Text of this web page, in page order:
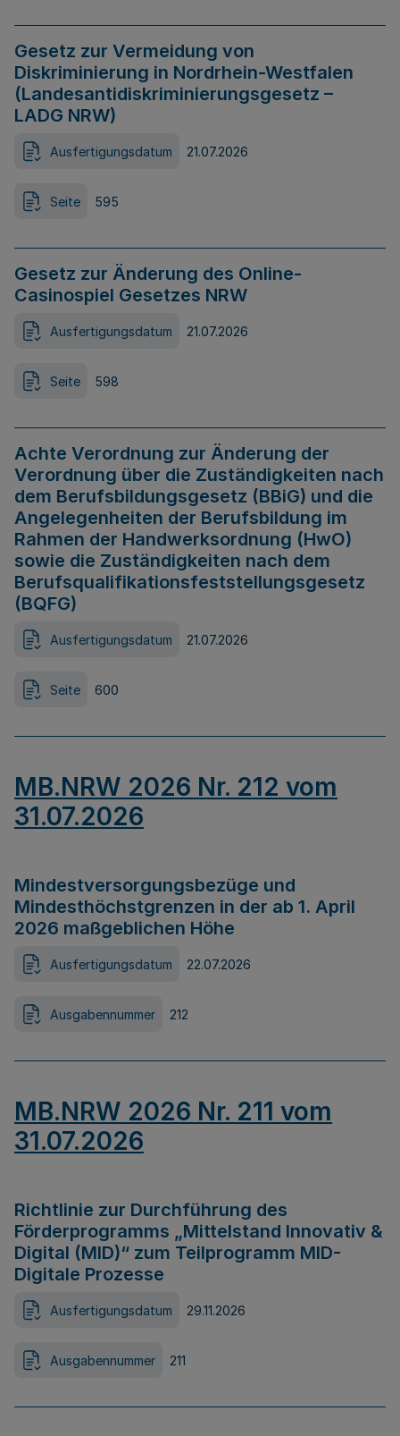
Gesetz zur Vermeidung von
Diskriminierung in Nordrhein-Westfalen
(Landesantidiskriminierungsgesetz –
LADG NRW)
Ausfertigungsdatum 21.07.2026
Seite 595
Gesetz zur Änderung des Online-
Casinospiel Gesetzes NRW
Ausfertigungsdatum 21.07.2026
Seite 598
Achte Verordnung zur Änderung der
Verordnung über die Zuständigkeiten nach
dem Berufsbildungsgesetz (BBiG) und die
Angelegenheiten der Berufsbildung im
Rahmen der Handwerksordnung (HwO)
sowie die Zuständigkeiten nach dem
Berufsqualifikationsfeststellungsgesetz
(BQFG)
Ausfertigungsdatum 21.07.2026
Seite 600
MB.NRW 2026 Nr. 212 vom
31.07.2026
Mindestversorgungsbezüge und
Mindesthöchstgrenzen in der ab 1. April
2026 maßgeblichen Höhe
Ausfertigungsdatum 22.07.2026
Ausgabennummer 212
MB.NRW 2026 Nr. 211 vom
31.07.2026
Richtlinie zur Durchführung des
Förderprogramms „Mittelstand Innovativ &
Digital (MID)“ zum Teilprogramm MID-
Digitale Prozesse
Ausfertigungsdatum 29.11.2026
Ausgabennummer 211